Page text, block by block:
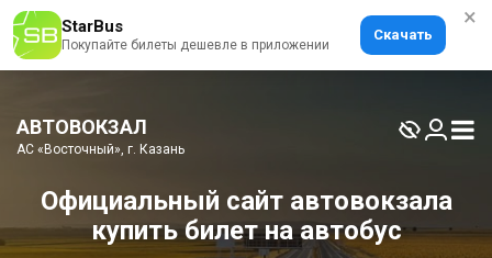
×
StarBus
Покупайте билеты дешевле в приложении
Скачать
АВТОВОКЗАЛ
АС «Восточный», г. Казань
Официальный сайт автовокзала
купить билет на автобус